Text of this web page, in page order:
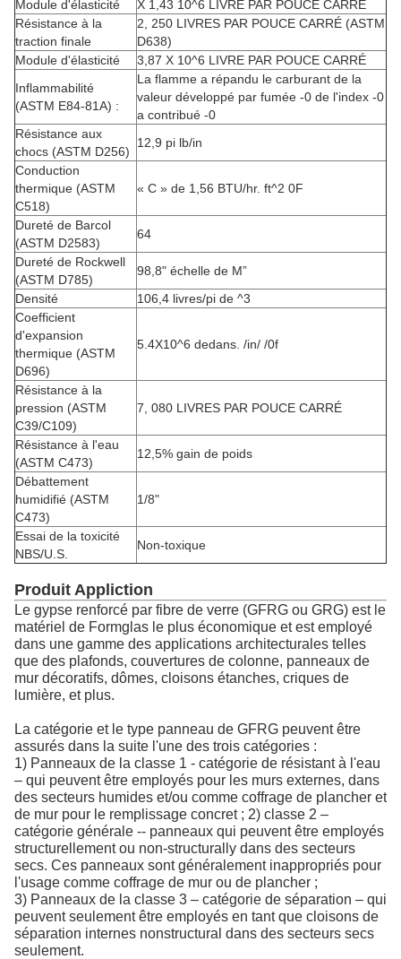
Module d'élasticité
X 1,43 10^6 LIVRE PAR POUCE CARRÉ
Résistance à la
traction finale
2, 250 LIVRES PAR POUCE CARRÉ (ASTM
D638)
Module d'élasticité
3,87 X 10^6 LIVRE PAR POUCE CARRÉ
Inflammabilité
(ASTM E84-81A) :
La flamme a répandu le carburant de la
valeur développé par fumée -0 de l'index -0
a contribué -0
Résistance aux
chocs (ASTM D256)
12,9 pi lb/in
Conduction
thermique (ASTM
C518)
« C » de 1,56 BTU/hr. ft^2 0F
Dureté de Barcol
(ASTM D2583)
64
Dureté de Rockwell
(ASTM D785)
98,8" échelle de M”
Densité
106,4 livres/pi de ^3
Coefficient
d'expansion
thermique (ASTM
D696)
5.4X10^6 dedans. /in/ /0f
Résistance à la
pression (ASTM
C39/C109)
7, 080 LIVRES PAR POUCE CARRÉ
Résistance à l'eau
(ASTM C473)
12,5% gain de poids
Débattement
humidifié (ASTM
C473)
1/8"
Essai de la toxicité
NBS/U.S.
Non-toxique
Produit Appliction
Le gypse renforcé par fibre de verre (GFRG ou GRG) est le
matériel de Formglas le plus économique et est employé
dans une gamme des applications architecturales telles
que des plafonds, couvertures de colonne, panneaux de
mur décoratifs, dômes, cloisons étanches, criques de
lumière, et plus.
La catégorie et le type panneau de GFRG peuvent être
assurés dans la suite l'une des trois catégories :
1) Panneaux de la classe 1 - catégorie de résistant à l'eau
– qui peuvent être employés pour les murs externes, dans
des secteurs humides et/ou comme coffrage de plancher et
de mur pour le remplissage concret ; 2) classe 2 –
catégorie générale -- panneaux qui peuvent être employés
structurellement ou non-structurally dans des secteurs
secs. Ces panneaux sont généralement inappropriés pour
l'usage comme coffrage de mur ou de plancher ;
3) Panneaux de la classe 3 – catégorie de séparation – qui
peuvent seulement être employés en tant que cloisons de
séparation internes nonstructural dans des secteurs secs
seulement.